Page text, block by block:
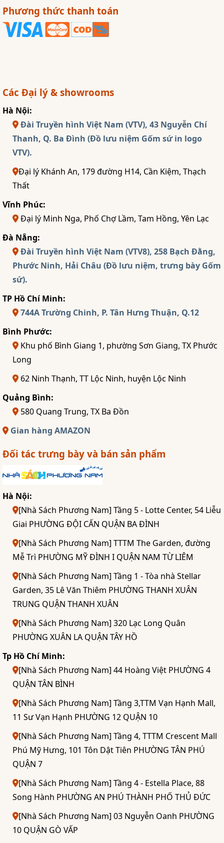
Phương thức thanh toán
Các Đại lý & showrooms
Hà Nội:
Đài Truyền hình Việt Nam (VTV), 43 Nguyễn Chí
Thanh, Q. Ba Đình (Đồ lưu niệm Gốm sứ in logo
VTV).
Đại lý Khánh An, 179 đường H14, Cần Kiệm, Thạch
Thất
Vĩnh Phúc:
Đại lý Minh Nga, Phố Chợ Lầm, Tam Hồng, Yên Lạc
Đà Nẵng:
Đài Truyền hình Việt Nam (VTV8), 258 Bạch Đằng,
Phước Ninh, Hải Châu (Đồ lưu niệm, trưng bày Gốm
sứ).
TP Hồ Chí Minh:
744A Trường Chinh, P. Tân Hưng Thuận, Q.12
Bình Phước:
Khu phố Bình Giang 1, phường Sơn Giang, TX Phước
Long
62 Ninh Thạnh, TT Lộc Ninh, huyện Lộc Ninh
Quảng Bình:
580 Quang Trung, TX Ba Đồn
Gian hàng AMAZON
Đối tác trưng bày và bán sản phẩm
Hà Nội:
[Nhà Sách Phương Nam] Tầng 5 - Lotte Center, 54 Liễu
Giai PHƯỜNG ĐỘI CẤN QUẬN BA ĐÌNH
[Nhà Sách Phương Nam] TTTM The Garden, đường
Mễ Trì PHƯỜNG MỸ ĐÌNH I QUẬN NAM TỪ LIÊM
[Nhà Sách Phương Nam] Tầng 1 - Tòa nhà Stellar
Garden, 35 Lê Văn Thiêm PHƯỜNG THANH XUÂN
TRUNG QUẬN THANH XUÂN
[Nhà Sách Phương Nam] 320 Lạc Long Quân
PHƯỜNG XUÂN LA QUẬN TÂY HỒ
Tp Hồ Chí Minh:
[Nhà Sách Phương Nam] 44 Hoàng Việt PHƯỜNG 4
QUẬN TÂN BÌNH
[Nhà Sách Phương Nam] Tầng 3,TTM Vạn Hạnh Mall,
11 Sư Vạn Hạnh PHƯỜNG 12 QUẬN 10
[Nhà Sách Phương Nam] Tầng 4, TTTM Crescent Mall
Phú Mỹ Hưng, 101 Tôn Dật Tiên PHƯỜNG TÂN PHÚ
QUẬN 7
[Nhà Sách Phương Nam] Tầng 4 - Estella Place, 88
Song Hành PHƯỜNG AN PHÚ THÀNH PHỐ THỦ ĐỨC
[Nhà Sách Phương Nam] 03 Nguyễn Oanh PHƯỜNG
10 QUẬN GÒ VẤP